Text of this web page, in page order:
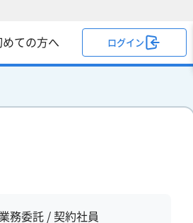
めての方へ ログイン
業務委託 / 契約社員